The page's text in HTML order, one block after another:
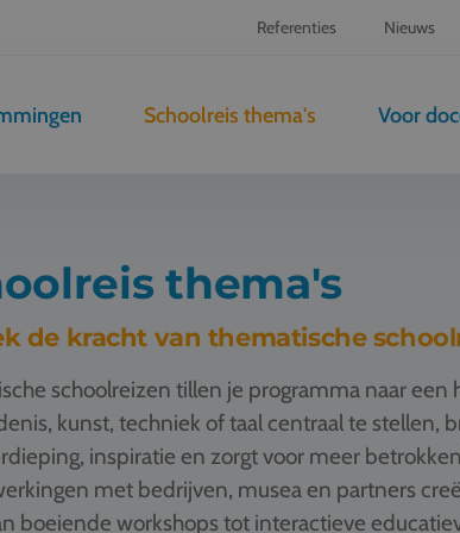
Referenties Nieuws
Schoolreis thema's Voor
thema's
de kracht van thematische
schoolreizen tillen je programma naar
kunst, techniek of taal centraal te stellen,
inspiratie en zorgt voor meer
met bedrijven, musea en partners
boeiende workshops tot interactieve